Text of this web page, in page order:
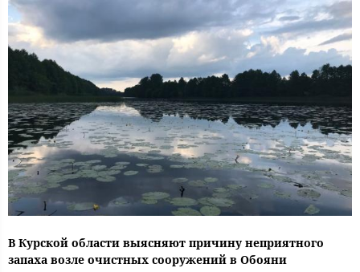
В Курской области выясняют причину неприятного
запаха возле очистных сооружений в Обояни